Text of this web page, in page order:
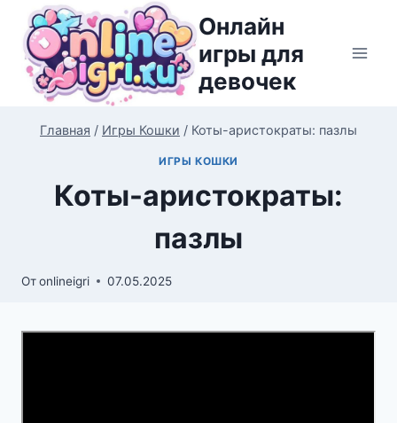
Перейти
содержимому
Онлайн
игры для
девочек
Главная / Игры Кошки / Коты-аристократы: пазлы
ИГРЫ КОШКИ
Коты-аристократы:
пазлы
Отonlineigri 07.05.2025